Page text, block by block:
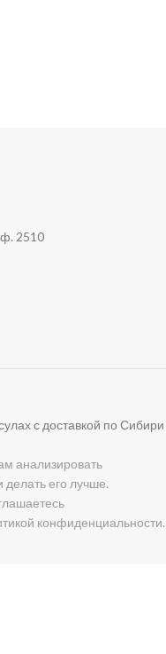
2510
с доставкой по Сибири
анализировать
делать его лучше.
конфиденциальности.